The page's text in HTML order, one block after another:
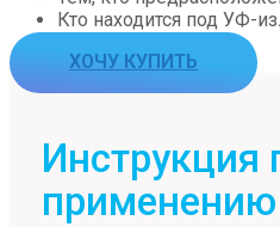
Кто находится под УФ-
ХОЧУ КУПИТЬ
Инструкция
применению